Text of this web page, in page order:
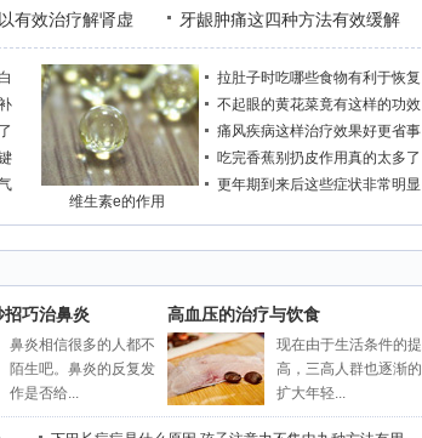
有效治疗解肾虚
牙龈肿痛这四种方法有效缓解
维生素e的作用
拉肚子时吃哪些食物有利于恢复
不起眼的黄花菜竟有这样的功效
痛风疾病这样治疗效果好更省事
吃完香蕉别扔皮作用真的太多了
更年期到来后这些症状非常明显
巧治鼻炎
鼻炎相信很多的人都不
陌生吧。鼻炎的反复发
作是否给...
高血压的治疗与饮食
现在由于生活条件的提
高，三高人群也逐渐的
扩大年轻...